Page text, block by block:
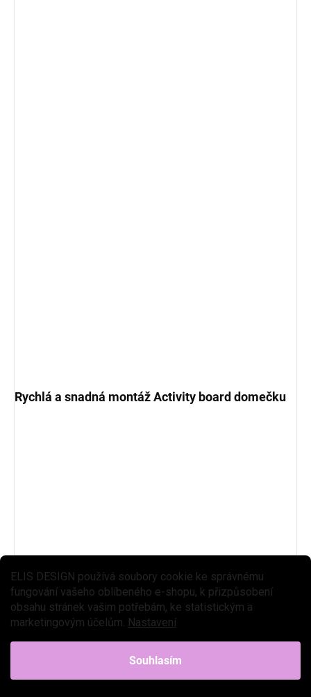
ELIS DESIGN používá soubory cookie ke správnému
fungování vašeho oblíbeného e-shopu, k přizpůsobení
obsahu stránek vašim potřebám, ke statistickým a
marketingovým účelům. Nastavení
Souhlasím
Rychlá a snadná montáž Activity board domečku